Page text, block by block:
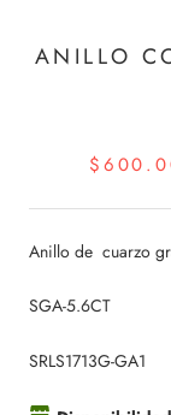
ANILLO
Anillo de cuarzo
SGA-5.6CT
SRLS1713G-GA1